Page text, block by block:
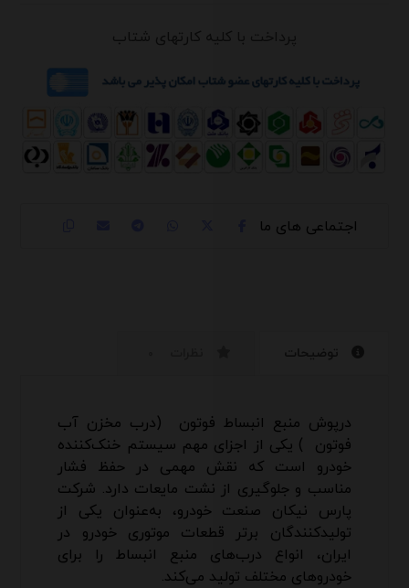
پرداخت با کلیه کارتهای شتاب
درپوش منبع انبساط فوتون (درب مخزن آب
فوتون ) یکی از اجزای مهم سیستم خنک‌کننده
خودرو است که نقش مهمی در حفظ فشار
مناسب و جلوگیری از نشت مایعات دارد. شرکت
پارس نیکان صنعت خودرو، به‌عنوان یکی از
تولیدکنندگان برتر قطعات موتوری خودرو در
ایران، انواع درب‌های منبع انبساط را برای
خودروهای مختلف تولید می‌کند.